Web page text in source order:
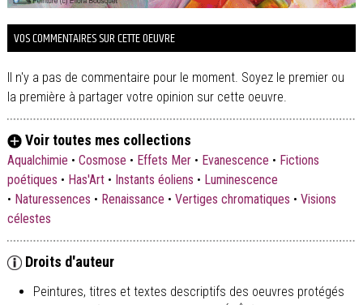
VOS COMMENTAIRES SUR CETTE OEUVRE
Il n'y a pas de commentaire pour le moment. Soyez le premier ou
la première à partager votre opinion sur cette oeuvre.
Voir toutes mes collections
Aqualchimie • Cosmose • Effets Mer• Evanescence • Fictions
poétiques • Has'Art• Instants éoliens • Luminescence
• Naturessences • Renaissance • Vertiges chromatiques • Visions
célestes
Droits d'auteur
Peintures, titres et textes descriptifs des oeuvres protégés